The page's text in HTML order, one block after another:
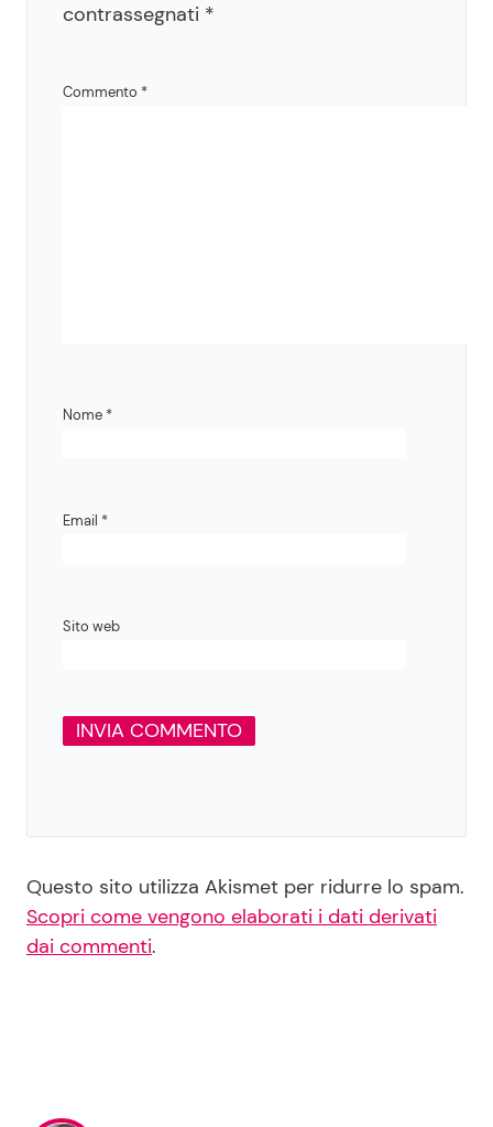
contrassegnati *
Commento *
Nome *
Email *
Sito web
Questo sito utilizza Akismet per ridurre lo spam.
Scopri come vengono elaborati i dati derivati
dai commenti.